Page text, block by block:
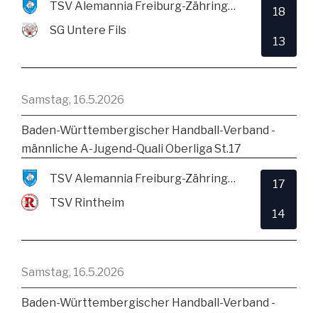
TSV Alemannia Freiburg-Zähringen
SG Untere Fils
18
13
Samstag, 16.5.2026
Baden-Württembergischer Handball-Verband -
männliche A-Jugend-Quali Oberliga St.17
TSV Alemannia Freiburg-Zähringen
TSV Rintheim
17
14
Samstag, 16.5.2026
Baden-Württembergischer Handball-Verband -